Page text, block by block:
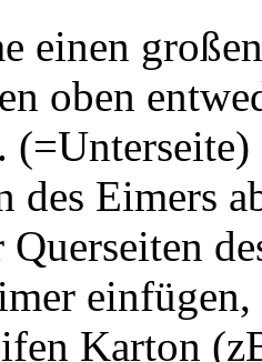
einen
oben
(=Unterseite)
des Eimers
Querseiten
Karton